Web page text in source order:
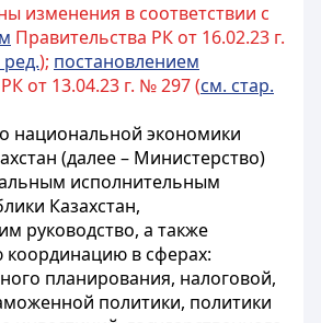
изменения в соответствии с
Правительства РК от 16.02.23 г.
ред.); постановлением
от 13.04.23 г. № 297 (см. стар.
национальной экономики
(далее – Министерство)
исполнительным
Казахстан,
руководство, а также
в сферах:
планирования, налоговой,
политики, политики